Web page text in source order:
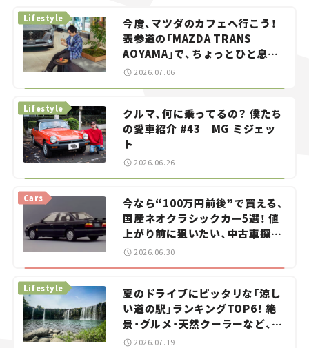
今度、マツダのカフェへ行こう！
表参道の「MAZDA TRANS
AOYAMA」で、ちょっとひと息。
——連載｜CCGとクルマでどうす
る？＜第13回＞
Lifestyle
2026.07.06
クルマ、何に乗ってるの？ 僕たち
の愛車紹介 #43｜MG ミジェッ
ト
Lifestyle
2026.06.26
今なら“100万円前後”で買える、
国産ネオクラシックカー5選！ 値
上がり前に狙いたい、中古車探し
をお手伝い――ちょっとイケてるマ
イカー選び #02
Cars
2026.06.30
夏のドライブにピッタリな「涼し
い道の駅」ランキングTOP6！ 絶
景・グルメ・天然クーラーなど、避
暑におすすめのスポットを紹介
Lifestyle
2026.07.19